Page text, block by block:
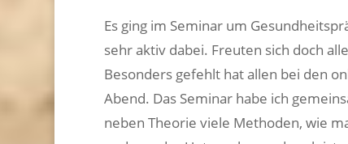
Es ging im Seminar um
sehr aktiv dabei. Freuten sich doch
Besonders gefehlt hat allen bei den
Abend. Das Seminar habe ich
neben Theorie viele Methoden, wie